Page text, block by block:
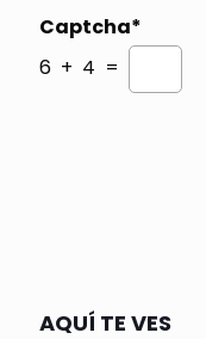
Captcha*
6 + 4 =
AQUÍ TE VES